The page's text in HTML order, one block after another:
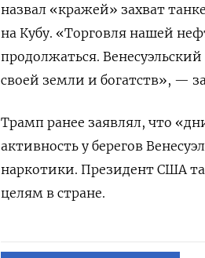
назвал «кражей» захват
на Кубу. «Торговля нашей
продолжаться.
своей земли и богатств», —
Трамп ранее заявлял, что
активность у берегов
наркотики. Президент США
целям в стране.